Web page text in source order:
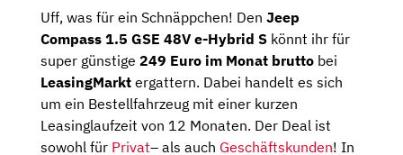
Uff, was für ein Schnäppchen! Den Jeep
Compass 1.5 GSE 48V e-Hybrid S könnt ihr für
super günstige 249 Euro im Monat brutto bei
LeasingMarkt ergattern. Dabei handelt es sich
um ein Bestellfahrzeug mit einer kurzen
Leasinglaufzeit von 12 Monaten. Der Deal ist
sowohl für Privat– als auch Geschäftskunden! In